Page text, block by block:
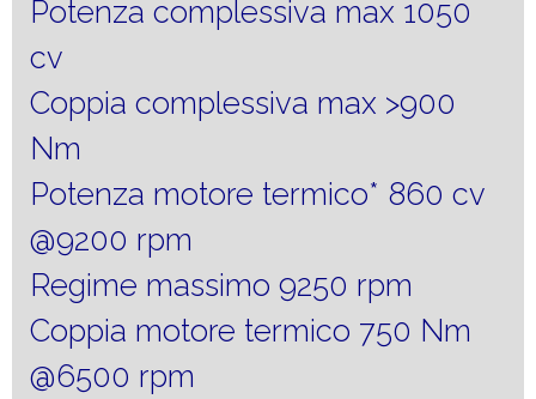
Potenza complessiva max 1050
cv
Coppia complessiva max >900
Nm
Potenza motore termico* 860 cv
@9200 rpm
Regime massimo 9250 rpm
Coppia motore termico 750 Nm
@6500 rpm